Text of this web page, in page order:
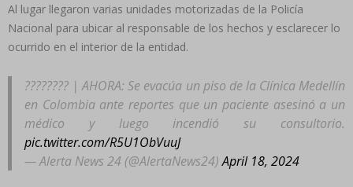
Al lugar llegaron varias unidades motorizadas de la Policía
Nacional para ubicar al responsable de los hechos y esclarecer lo
ocurrido en el interior de la entidad.
???????? | AHORA: Se evacúa un piso de la Clínica Medellín
en Colombia ante reportes que un paciente asesinó a un
médico y luego incendió su consultorio.
pic.twitter.com/R5U1ObVuuJ
— Alerta News 24 (@AlertaNews24)April 18, 2024